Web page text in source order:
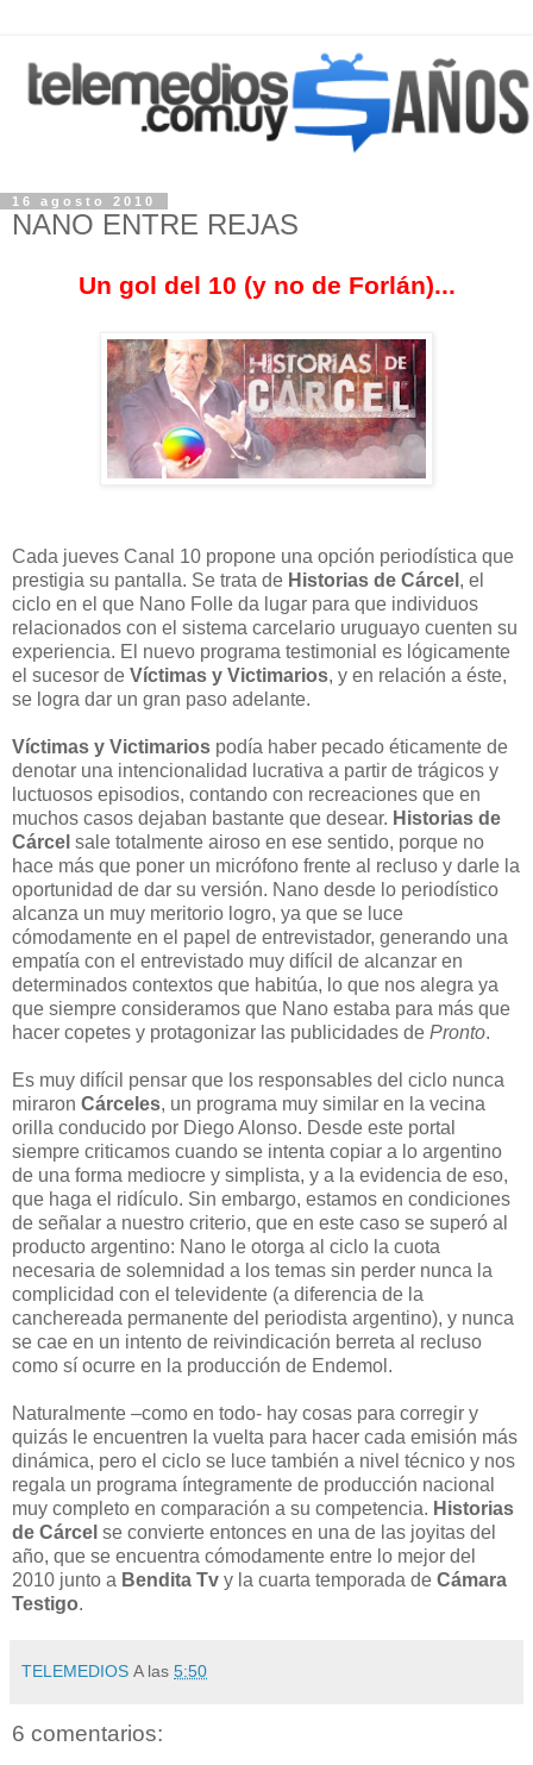
16 agosto 2010
NANO ENTRE REJAS
Un gol del 10 (y no de Forlán)...
Cada jueves Canal 10 propone una opción periodística que
prestigia su pantalla. Se trata de Historias de Cárcel , el
ciclo en el que Nano Folle da lugar para que individuos
relacionados con el sistema carcelario uruguayo cuenten su
experiencia. El nuevo programa testimonial es lógicamente
el sucesor de Víctimas y Victimarios, y en relación a éste,
se logra dar un gran paso adelante.
Víctimas y Victimarios podía haber pecado éticamente de
denotar una intencionalidad lucrativa a partir de trágicos y
luctuosos episodios, contando con recreaciones que en
muchos casos dejaban bastante que desear. Historias de
Cárcel sale totalmente airoso en ese sentido, porque no
hace más que poner un micrófono frente al recluso y darle la
oportunidad de dar su versión. Nano desde lo periodístico
alcanza un muy meritorio logro, ya que se luce
cómodamente en el papel de entrevistador, generando una
empatía con el entrevistado muy difícil de alcanzar en
determinados contextos que habitúa, lo que nos alegra ya
que siempre consideramos que Nano estaba para más que
hacer copetes y protagonizar las publicidades de Pronto.
Es muy difícil pensar que los responsables del ciclo nunca
miraron Cárceles, un programa muy similar en la vecina
orilla conducido por Diego Alonso. Desde este portal
siempre criticamos cuando se intenta copiar a lo argentino
de una forma mediocre y simplista, y a la evidencia de eso,
que haga el ridículo. Sin embargo, estamos en condiciones
de señalar a nuestro criterio, que en este caso se superó al
producto argentino: Nano le otorga al ciclo la cuota
necesaria de solemnidad a los temas sin perder nunca la
complicidad con el televidente (a diferencia de la
canchereada permanente del periodista argentino), y nunca
se cae en un intento de reivindicación berreta al recluso
como sí ocurre en la producción de Endemol.
Naturalmente –como en todo- hay cosas para corregir y
quizás le encuentren la vuelta para hacer cada emisión más
dinámica, pero el ciclo se luce también a nivel técnico y nos
regala un programa íntegramente de producción nacional
muy completo en comparación a su competencia. Historias
de Cárcel se convierte entonces en una de las joyitas del
año, que se encuentra cómodamente entre lo mejor del
2010 junto a Bendita Tv y la cuarta temporada de Cámara
Testigo.
TELEMEDIOS A las 5:50
6 comentarios: